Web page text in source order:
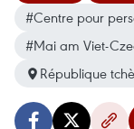
#Centre pour
#Mai am Viet-
République